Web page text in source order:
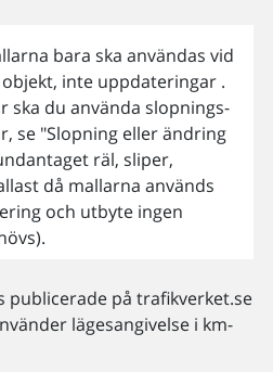
bara ska användas vid
inte uppdateringar .
ska du använda slopnings-
se "Slopning eller ändring
räl, sliper,
då mallarna används
och utbyte ingen
publicerade på trafikverket.se
lägesangivelse i km-